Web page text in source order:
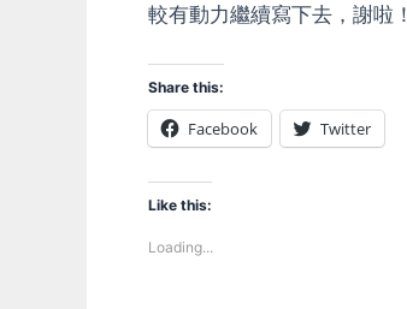
較有動力繼續寫下去，謝啦！
Share this:
Facebook Twitter
Like this:
Loading...